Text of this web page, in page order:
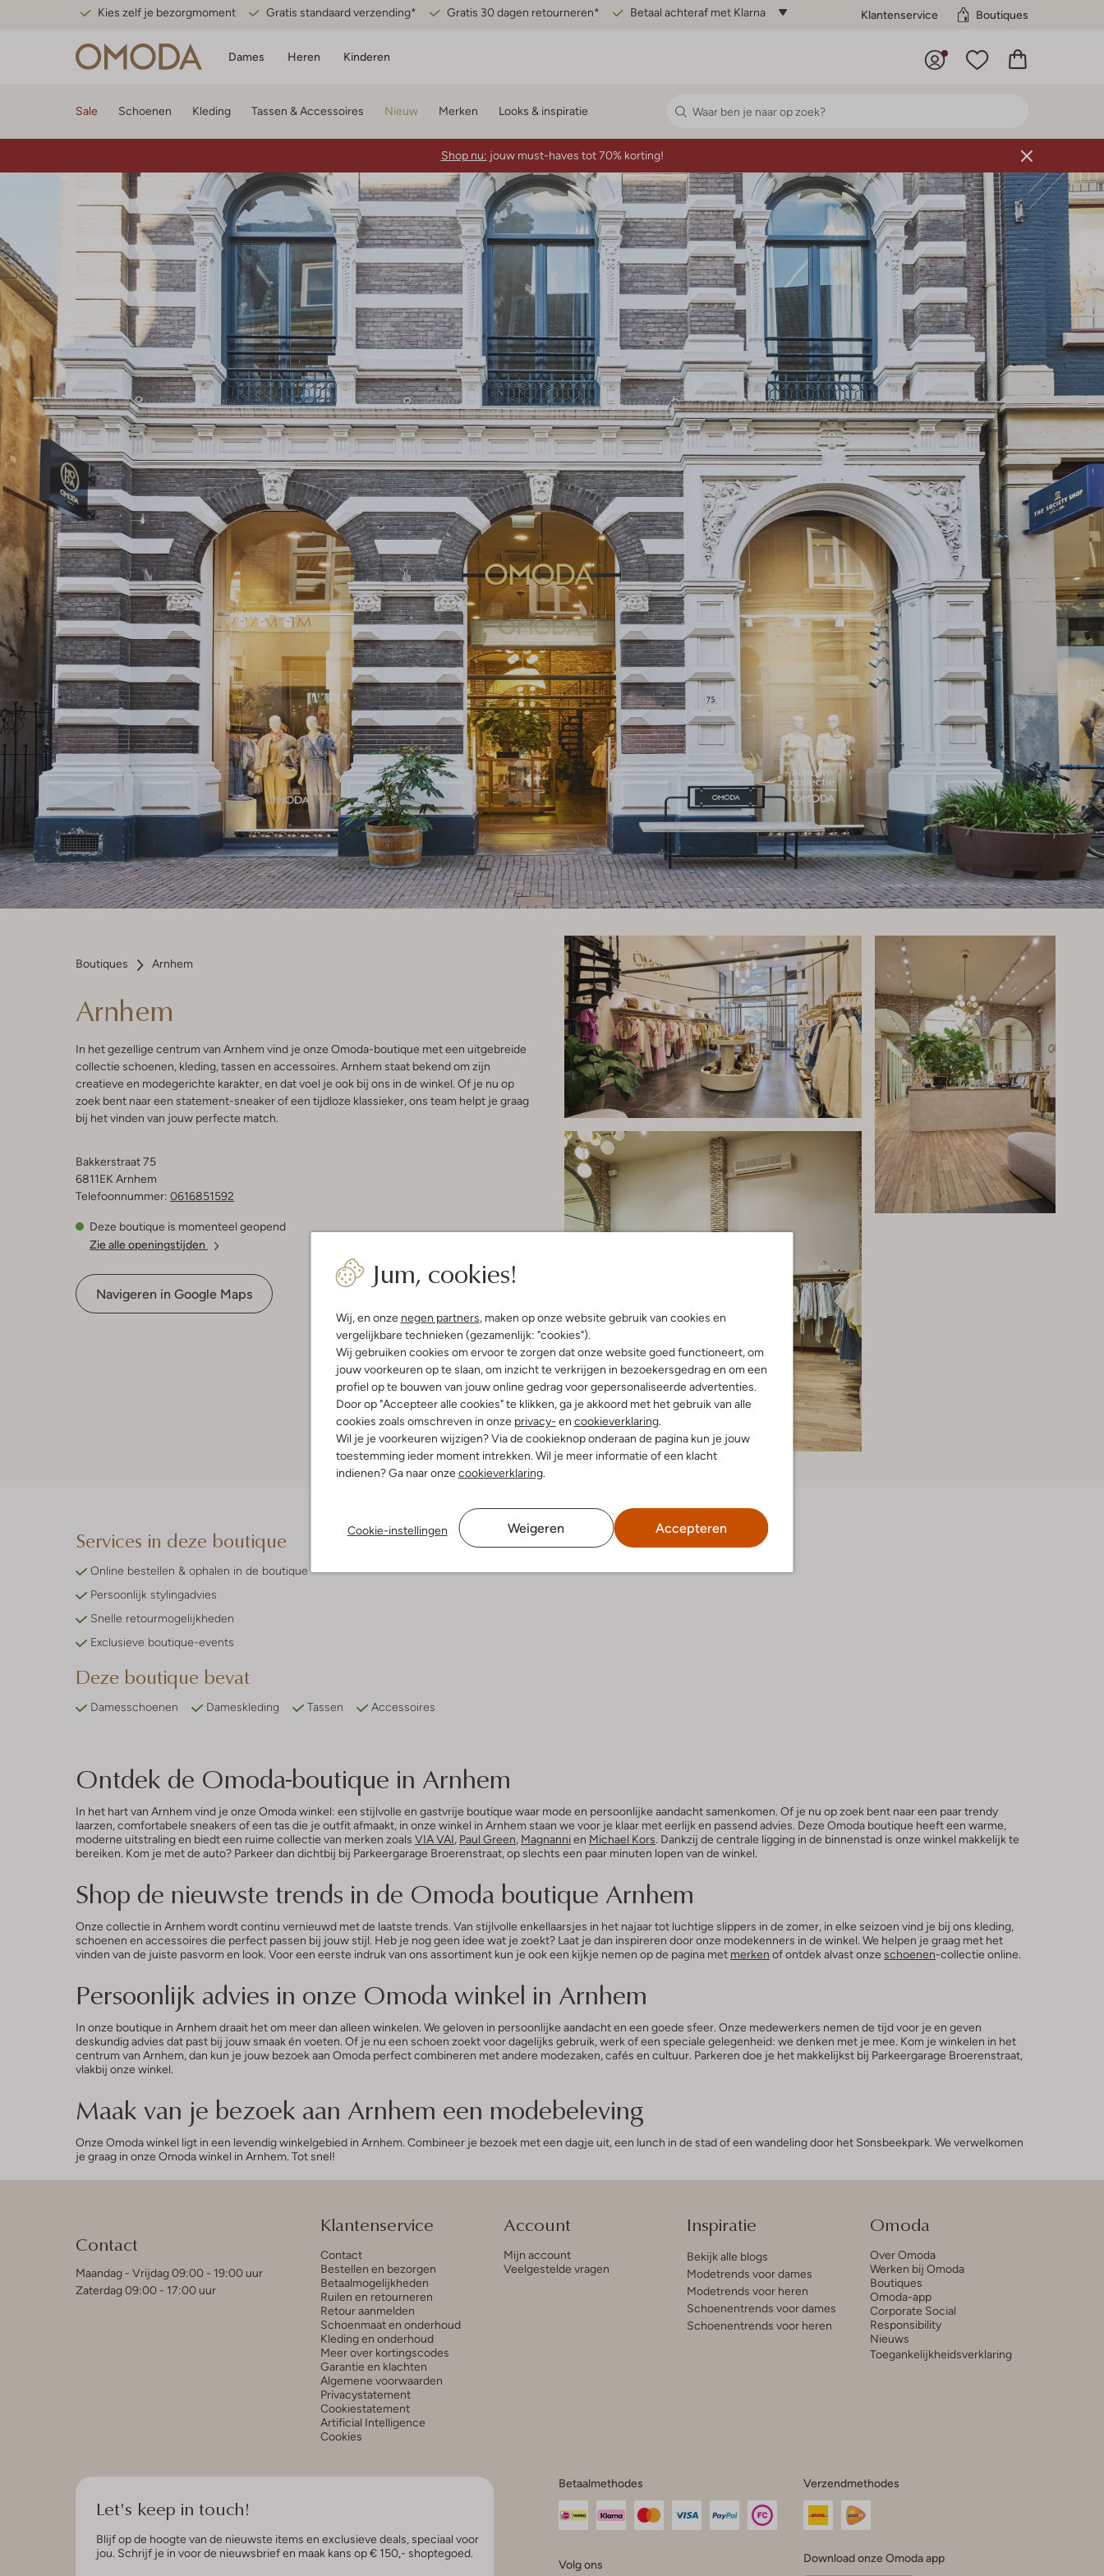
Kies zelf je bezorgmoment Gratis standaard verzending* Gratis 30 dagen retourneren* Betaal achteraf met Klarna Klantenservice Boutiques
Dames Heren Kinderen
Jum, cookies!
Wij, en onze negen partners, maken op onze website gebruik van cookies en
vergelijkbare technieken (gezamenlijk: "cookies").
Wij gebruiken cookies om ervoor te zorgen dat onze website goed functioneert, om
jouw voorkeuren op te slaan, om inzicht te verkrijgen in bezoekersgedrag en om een
profiel op te bouwen van jouw online gedrag voor gepersonaliseerde advertenties.
Door op "Accepteer alle cookies" te klikken, ga je akkoord met het gebruik van alle
cookies zoals omschreven in onze privacy- en cookieverklaring.
Wil je je voorkeuren wijzigen? Via de cookieknop onderaan de pagina kun je jouw
toestemming ieder moment intrekken. Wil je meer informatie of een klacht
indienen? Ga naar onzecookieverklaring.
Cookie-instellingen Weigeren Accepteren
Sale Schoenen Kleding Tassen & Accessoires Nieuw Merken Looks & inspiratie
Shop nu: jouw must-haves tot 70% korting!
Boutiques Arnhem
Arnhem
In het gezellige centrum van Arnhem vind je onze Omoda-boutique met een uitgebreide
collectie schoenen, kleding, tassen en accessoires. Arnhem staat bekend om zijn
creatieve en modegerichte karakter, en dat voel je ook bij ons in de winkel. Of je nu op
zoek bent naar een statement-sneaker of een tijdloze klassieker, ons team helpt je graag
bij het vinden van jouw perfecte match.
Bakkerstraat 75
6811EK Arnhem
Telefoonnummer: 0616851592
Deze boutique is momenteel geopend
Zie alle openingstijden
Navigeren in Google Maps
Services in deze boutique
Online bestellen & ophalen in de boutique
Persoonlijk stylingadvies
Snelle retourmogelijkheden
Exclusieve boutique-events
Deze boutique bevat
Damesschoenen Dameskleding Tassen Accessoires
Ontdek de Omoda-boutique in Arnhem
In het hart van Arnhem vind je onze Omoda winkel: een stijlvolle en gastvrije boutique waar mode en persoonlijke aandacht samenkomen. Of je nu op zoek bent naar een paar trendy
laarzen, comfortabele sneakers of een tas die je outfit afmaakt, in onze winkel in Arnhem staan we voor je klaar met eerlijk en passend advies. Deze Omoda boutique heeft een warme,
moderne uitstraling en biedt een ruime collectie van merken zoals VIA VAI, Paul Green, Magnannien Michael Kors. Dankzij de centrale ligging in de binnenstad is onze winkel makkelijk te
bereiken. Kom je met de auto? Parkeer dan dichtbij bij Parkeergarage Broerenstraat, op slechts een paar minuten lopen van de winkel.
Shop de nieuwste trends in de Omoda boutique Arnhem
Onze collectie in Arnhem wordt continu vernieuwd met de laatste trends. Van stijlvolle enkellaarsjes in het najaar tot luchtige slippers in de zomer, in elke seizoen vind je bij ons kleding,
schoenen en accessoires die perfect passen bij jouw stijl. Heb je nog geen idee wat je zoekt? Laat je dan inspireren door onze modekenners in de winkel. We helpen je graag met het
vinden van de juiste pasvorm en look. Voor een eerste indruk van ons assortiment kun je ook een kijkje nemen op de pagina met merken of ontdek alvast onze schoenen-collectie online.
Persoonlijk advies in onze Omoda winkel in Arnhem
In onze boutique in Arnhem draait het om meer dan alleen winkelen. We geloven in persoonlijke aandacht en een goede sfeer. Onze medewerkers nemen de tijd voor je en geven
deskundig advies dat past bij jouw smaak én voeten. Of je nu een schoen zoekt voor dagelijks gebruik, werk of een speciale gelegenheid: we denken met je mee. Kom je winkelen in het
centrum van Arnhem, dan kun je jouw bezoek aan Omoda perfect combineren met andere modezaken, cafés en cultuur. Parkeren doe je het makkelijkst bij Parkeergarage Broerenstraat,
vlakbij onze winkel.
Maak van je bezoek aan Arnhem een modebeleving
Onze Omoda winkel ligt in een levendig winkelgebied in Arnhem. Combineer je bezoek met een dagje uit, een lunch in de stad of een wandeling door het Sonsbeekpark. We verwelkomen
je graag in onze Omoda winkel in Arnhem. Tot snel!
Contact
Maandag - Vrijdag 09:00 - 19:00 uur
Zaterdag 09:00 - 17:00 uur
Klantenservice
Contact
Bestellen en bezorgen
Betaalmogelijkheden
Ruilen en retourneren
Retour aanmelden
Schoenmaat en onderhoud
Kleding en onderhoud
Meer over kortingscodes
Garantie en klachten
Algemene voorwaarden
Privacystatement
Cookiestatement
Artificial Intelligence
Cookies
Account
Mijn account
Veelgestelde vragen
Inspiratie
Bekijk alle blogs
Modetrends voor dames
Modetrends voor heren
Schoenentrends voor dames
Schoenentrends voor heren
Omoda
Over Omoda
Werken bij Omoda
Boutiques
Omoda-app
Corporate Social
Responsibility
Nieuws
Toegankelijkheidsverklaring
Let's keep in touch!
Blijf op de hoogte van de nieuwste items en exclusieve deals, speciaal voor
jou. Schrijf je in voor de nieuwsbrief en maak kans op € 150,- shoptegoed.
Betaalmethodes
Volg ons
Verzendmethodes
Download onze Omoda app